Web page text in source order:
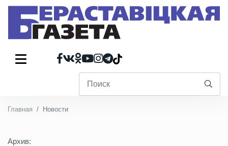
Главная Новости
Архив: